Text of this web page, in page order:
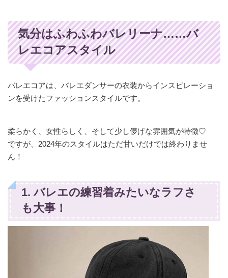
気分はふわふわバレリーナ……バ
レエコアスタイル
バレエコアは、バレエダンサーの衣装からインスピレーショ
ンを受けたファッションスタイルです。
柔らかく、女性らしく、そして少し儚げな雰囲気が特徴♡
ですが、2024年のスタイルはただ甘いだけでは終わりませ
ん！
1. バレエの練習着みたいなラフさ
も大事！